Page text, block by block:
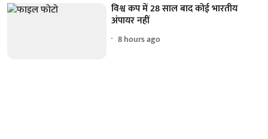
विश्व कप में 28 साल बाद कोई भारतीय
अंपायर नहीं
8 hours ago